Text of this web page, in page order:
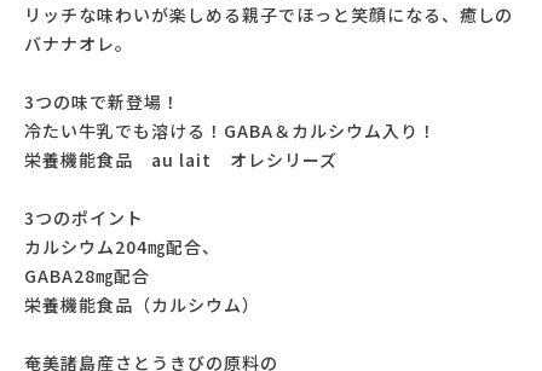
リッチな味わいが楽しめる親子でほっと笑顔になる、癒しの
バナナオレ。
3つの味で新登場！
冷たい牛乳でも溶ける！GABA＆カルシウム入り！
栄養機能食品 au lait オレシリーズ
3つのポイント
カルシウム204㎎配合、
GABA28㎎配合
栄養機能食品（カルシウム）
奄美諸島産さとうきびの原料の